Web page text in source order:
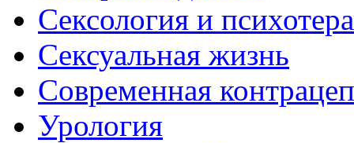
Сексология и
Сексуальная жизнь
Современная
Урология